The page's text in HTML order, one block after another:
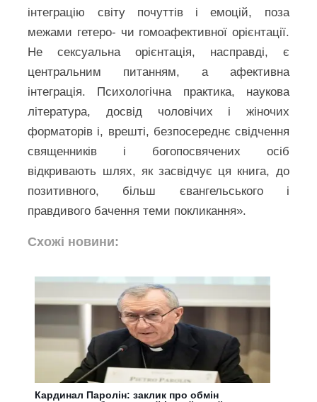
інтеграцію світу почуттів і емоцій, поза
межами гетеро- чи гомоафективної орієнтації.
Не сексуальна орієнтація, насправді, є
центральним питанням, а афективна
інтеграція. Психологічна практика, наукова
література, досвід чоловічих і жіночих
форматорів і, врешті, безпосереднє свідчення
священників і богопосвячених осіб
відкривають шлях, як засвідчує ця книга, до
позитивного, більш євангельського і
правдивого бачення теми покликання».
Схожі новини:
Кардинал Паролін: заклик про обмін